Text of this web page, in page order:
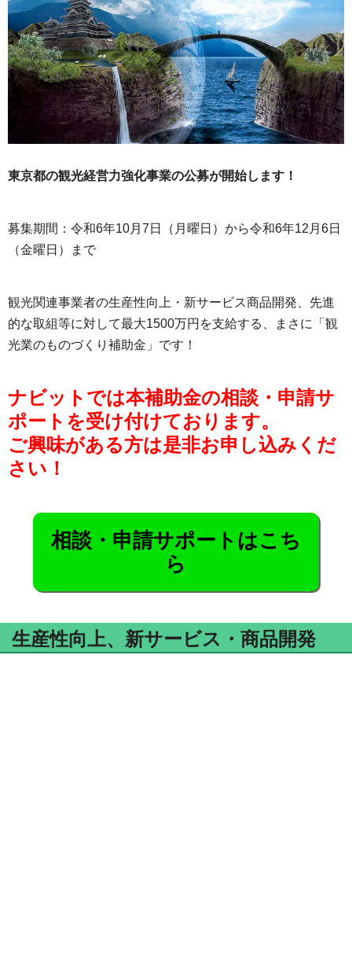
東京都の観光経営力強化事業の公募が開始します！
募集期間：令和6年10月7日（月曜日）から令和6年12月6日
（金曜日）まで
観光関連事業者の生産性向上・新サービス商品開発、先進
的な取組等に対して最大1500万円を支給する、まさに「観
光業のものづくり補助金」です！
ナビットでは本補助金の相談・申請サ
ポートを受け付けております。
ご興味がある方は是非お申し込みくだ
さい！
相談・申請サポートはこち
ら
生産性向上、新サービス・商品開発